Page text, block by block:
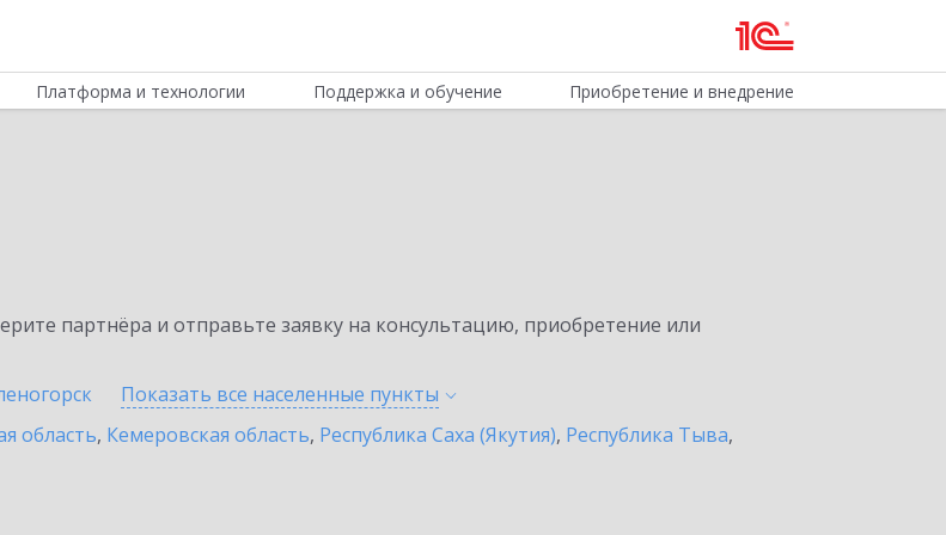
Платформа и технологии Поддержка и обучение Приобретение и внедрение
партнёра и отправьте заявку на консультацию, приобретение или
Показать все населенные пункты
область, Кемеровская область, Республика Саха (Якутия), Республика Тыва,